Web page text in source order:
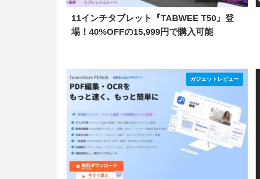
11インチタブレット『TABWEE T50』登
場！40%OFFの15,999円で購入可能
ガジェットレビュー